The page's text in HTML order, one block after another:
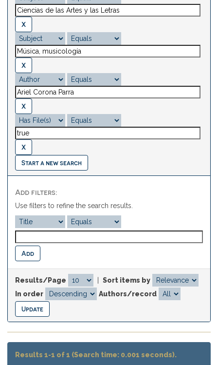
Start a new search
Add filters:
Use filters to refine the search results.
Results/Page
Sort items by
In order
Authors/record
Results 1-1 of 1 (Search time: 0.001 seconds).